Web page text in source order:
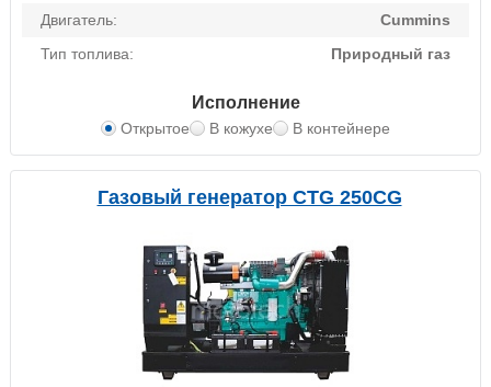
Двигатель:
Cummins
Тип топлива:
Природный газ
Исполнение
Открытое В кожухе В контейнере
Газовый генератор CTG 250CG